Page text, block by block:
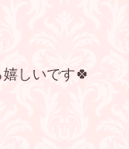
しいです🍀